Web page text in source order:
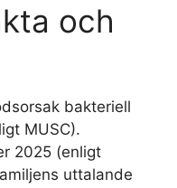
och
bakteriell
MUSC).
2025 (enligt
uttalande